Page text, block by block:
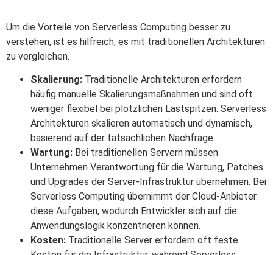
Um die Vorteile von Serverless Computing besser zu
verstehen, ist es hilfreich, es mit traditionellen Architekturen
zu vergleichen.
Skalierung: Traditionelle Architekturen erfordern
häufig manuelle Skalierungsmaßnahmen und sind oft
weniger flexibel bei plötzlichen Lastspitzen. Serverless
Architekturen skalieren automatisch und dynamisch,
basierend auf der tatsächlichen Nachfrage.
Wartung: Bei traditionellen Servern müssen
Unternehmen Verantwortung für die Wartung, Patches
und Upgrades der Server-Infrastruktur übernehmen. Bei
Serverless Computing übernimmt der Cloud-Anbieter
diese Aufgaben, wodurch Entwickler sich auf die
Anwendungslogik konzentrieren können.
Kosten: Traditionelle Server erfordern oft feste